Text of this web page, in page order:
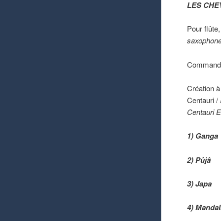
LES
Pour
Création
Centauri /
Centauri
1) Ganga
2) Pûjâ
3) Japa
4)